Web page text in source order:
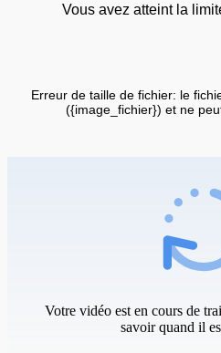
Vous avez atteint la
Erreur de taille de fichier: le
({image_fichier}) et ne
Votre vidéo est en cours de
savoir quand il